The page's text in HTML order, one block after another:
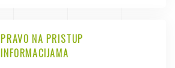
PRAVO NA PRISTUP
INFORMACIJAMA